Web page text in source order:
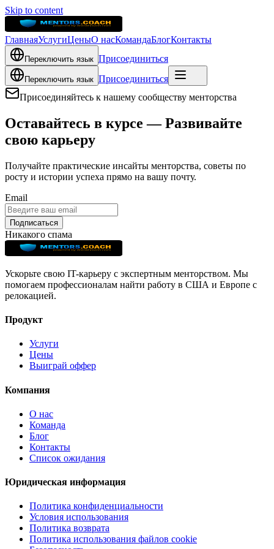
Skip to content
ГлавнаяУслугиЦеныО насКомандаБлогКонтакты
Переключить язык Присоединиться
Переключить язык Присоединиться
Присоединяйтесь к нашему сообществу менторства
Оставайтесь в курсе — Развивайте
свою карьеру
Получайте практические инсайты менторства, советы по
росту и истории успеха прямо на вашу почту.
Email
Подписаться
Никакого спама
Ускорьте свою IT-карьеру с экспертным менторством. Мы
помогаем профессионалам найти работу в США и Европе с
релокацией.
Продукт
Услуги
Цены
Выиграй оффер
Компания
О нас
Команда
Блог
Контакты
Список ожидания
Юридическая информация
Политика конфиденциальности
Условия использования
Политика возврата
Политика использования файлов cookie